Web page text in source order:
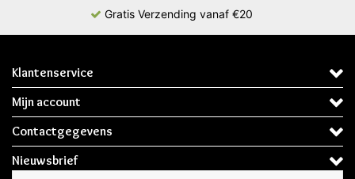
Gratis Verzending vanaf €20
Klantenservice
Mijn account
Contactgegevens
Nieuwsbrief